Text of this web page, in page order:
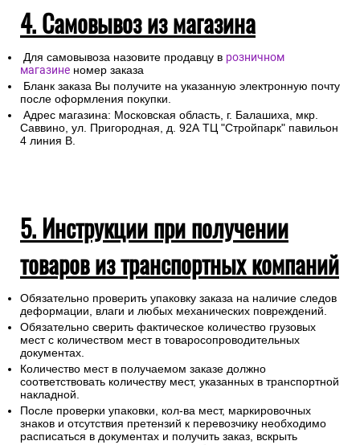
4. Самовывоз из магазина
Для самовывоза назовите продавцу в
магазиненомер заказа
Бланк заказа Вы получите на указанную электронную почту
после оформления покупки.
5. Инструкции при получении
товаров из транспортных компаний
Обязательно проверить упаковку заказа на наличие следов
деформации, влаги и любых механических повреждений.
Обязательно сверить фактическое количество грузовых
мест с количеством мест в товаросопроводительных
документах.
Количество мест в получаемом заказе должно
соответствовать количеству мест, указанных в транспортной
накладной.